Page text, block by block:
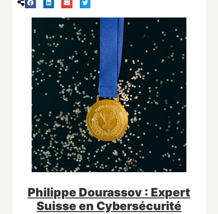
Philippe Dourassov : Expert
Suisse en Cybersécurité